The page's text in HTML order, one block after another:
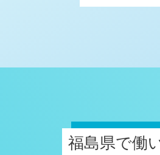
福島県で働